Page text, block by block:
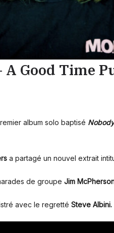
Good Time
album solo baptisé
a partagé un nouvel extrait
de groupe Jim
avec le regretté Steve Albini.